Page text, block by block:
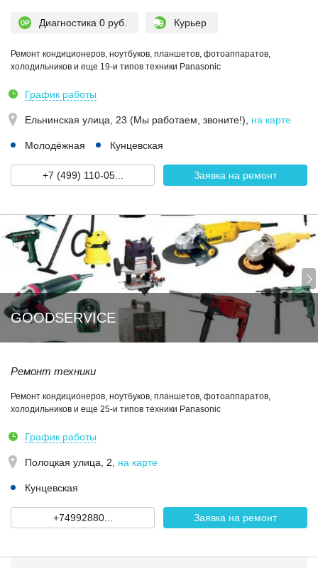
Диагностика 0 руб. Курьер
Ремонт кондиционеров, ноутбуков, планшетов, фотоаппаратов,
холодильников и еще 19-и типов техники Panasonic
График работы
Ельнинская улица, 23 (Мы работаем, звоните!) на карте
Молодёжная Кунцевская
+7 (499) 110-05... Заявка на ремонт
GOODSERVICE
Ремонт техники
Ремонт кондиционеров, ноутбуков, планшетов, фотоаппаратов,
холодильников и еще 25-и типов техники Panasonic
График работы
Полоцкая улица, 2 на карте
Кунцевская
+74992880... Заявка на ремонт